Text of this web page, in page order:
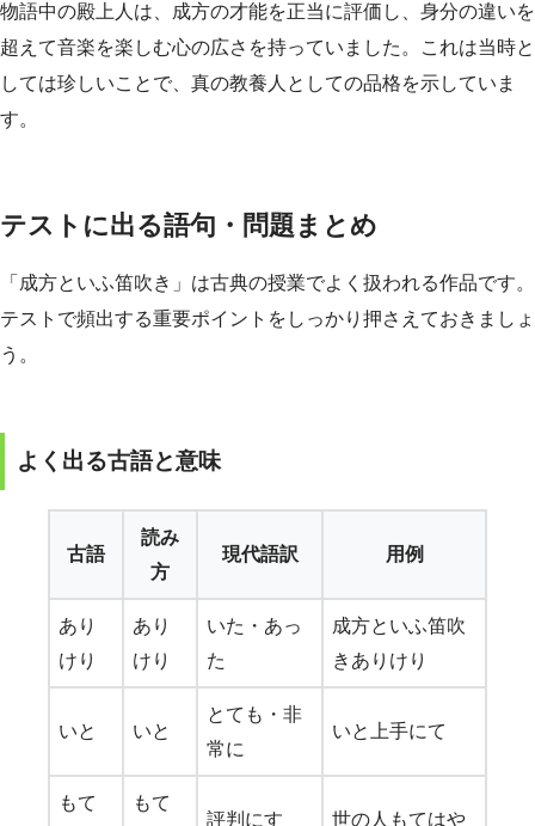
物語中の殿上人は、成方の才能を正当に評価し、身分の違いを
超えて音楽を楽しむ心の広さを持っていました。これは当時と
しては珍しいことで、真の教養人としての品格を示していま
す。
テストに出る語句・問題まとめ
「成方といふ笛吹き」は古典の授業でよく扱われる作品です。
テストで頻出する重要ポイントをしっかり押さえておきましょ
う。
よく出る古語と意味
古語
読み
方
現代語訳 用例
あり
けり
あり
けり
いた・あっ
た
成方といふ笛吹
きありけり
いと いと
とても・非
常に
いと上手にて
もて
もて
評判にす
世の人もてはや